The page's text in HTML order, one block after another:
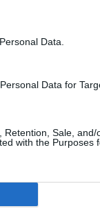
Data.
Data for
Sale, and/
with the Purposes
Centrul
a adresat